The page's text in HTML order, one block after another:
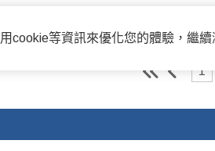
1
cookie等資訊來優化您的體驗，繼